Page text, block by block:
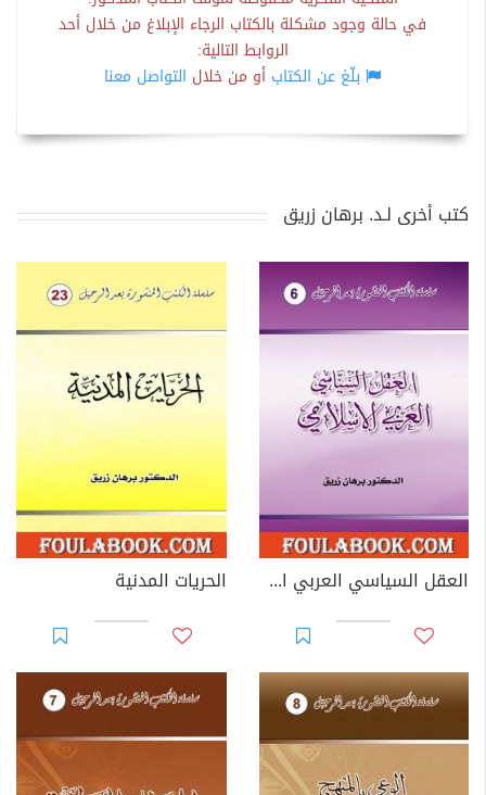
في حالة وجود مشكلة بالكتاب الرجاء الإبلاغ من خلال أحد
الروابط التالية:
بلّغ عن الكتاب أو من خلال التواصل معنا
كتب أخرى لـد. برهان زريق
العقل السياسي العربي الإسلامي الحريات المدنية